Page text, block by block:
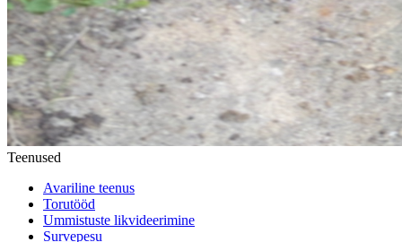
Teenused
Avariline teenus
Torutööd
Ummistuste likvideerimine
Survepesu